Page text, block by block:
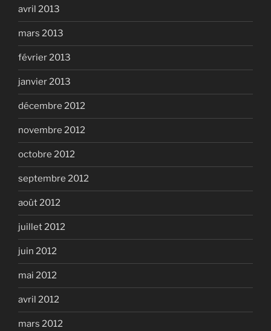
avril 2013
mars 2013
février 2013
janvier 2013
décembre 2012
novembre 2012
octobre 2012
septembre 2012
août 2012
juillet 2012
juin 2012
mai 2012
avril 2012
mars 2012